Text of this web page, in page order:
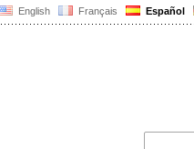
English Français Español